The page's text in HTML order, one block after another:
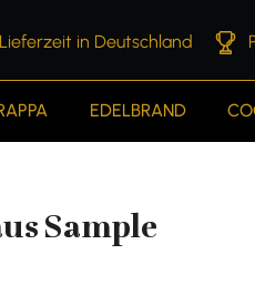
in Deutschland
EDELBRAND
Sample